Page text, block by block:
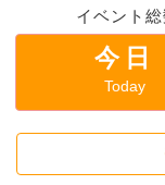
イベント総
今日
Today